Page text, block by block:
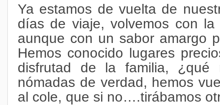
Ya estamos de vuelta de
días de viaje, volvemos con
aunque con un sabor amargo
Hemos conocido lugares
disfrutad de la familia, ¿qué
nómadas de verdad, hemos
al cole, que si no….tirábamos